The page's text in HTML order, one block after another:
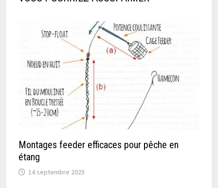
Montages feeder efficaces pour pêche en
étang
14 septembre 2025